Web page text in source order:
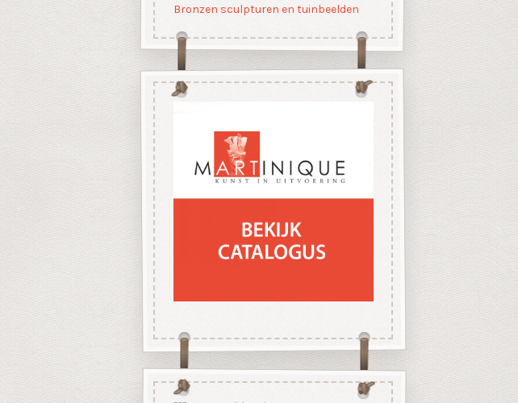
Bronzen sculpturen en tuinbeelden